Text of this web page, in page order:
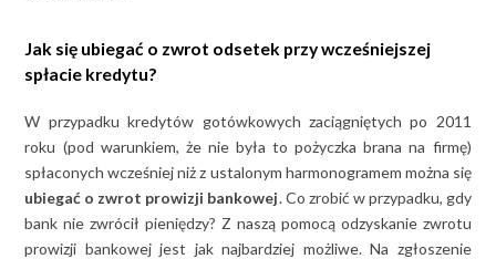
Jak się ubiegać o zwrot odsetek przy wcześniejszej
spłacie kredytu?
W przypadku kredytów gotówkowych zaciągniętych po 2011
roku (pod warunkiem, że nie była to pożyczka brana na firmę)
spłaconych wcześniej niż z ustalonym harmonogramem można się
ubiegać o zwrot prowizji bankowej. Co zrobić w przypadku, gdy
bank nie zwrócił pieniędzy? Z naszą pomocą odzyskanie zwrotu
prowizji bankowej jest jak najbardziej możliwe. Na zgłoszenie